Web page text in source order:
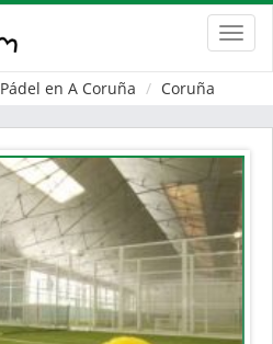
Pádel en A Coruña Coruña